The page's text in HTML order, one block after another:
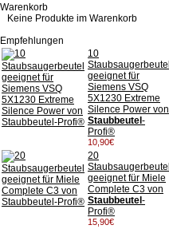
Warenkorb
Keine Produkte im Warenkorb
Empfehlungen
10
Staubsaugerbeutel
geeignet für
Siemens VSQ
5X1230 Extreme
Silence Power von
Staubbeutel -
Profi®
10,90€
20
Staubsaugerbeutel
geeignet für Miele
Complete C3 von
Staubbeutel -
Profi®
15,90€